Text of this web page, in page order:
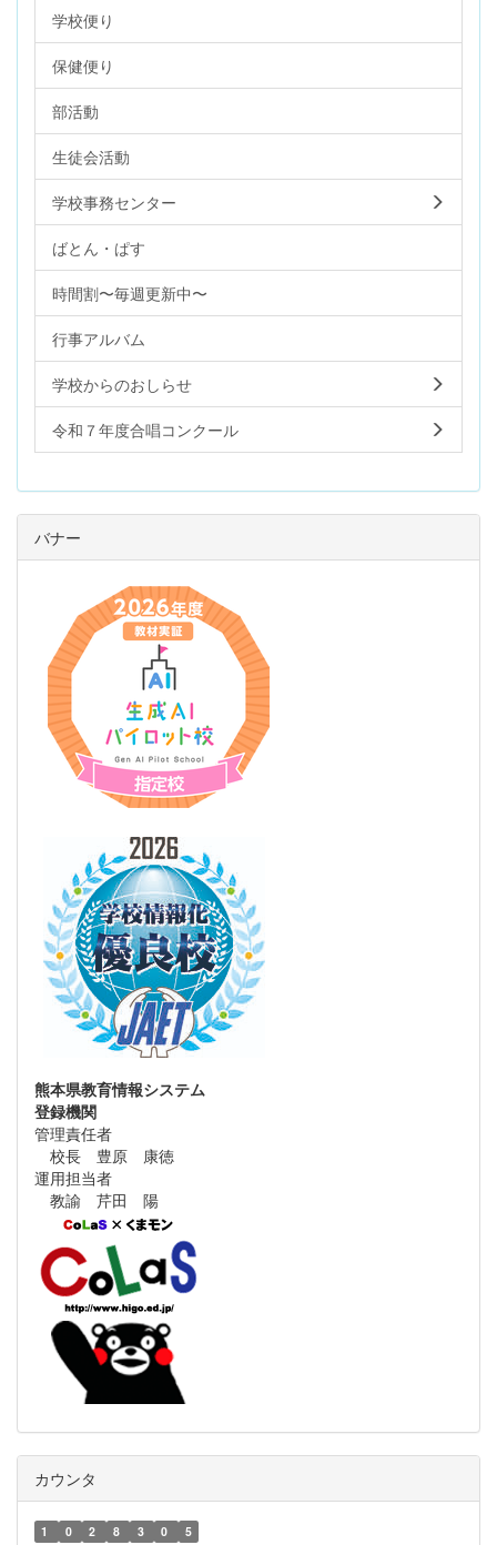
学校便り
保健便り
部活動
生徒会活動
学校事務センター
ばとん・ぱす
時間割〜毎週更新中〜
行事アルバム
学校からのおしらせ
令和７年度合唱コンクール
バナー
熊本県教育情報システム
登録機関
管理責任者
校長 豊原 康徳
運用担当者
教諭 芹田 陽
カウンタ
1 0 2 8 3 0 5